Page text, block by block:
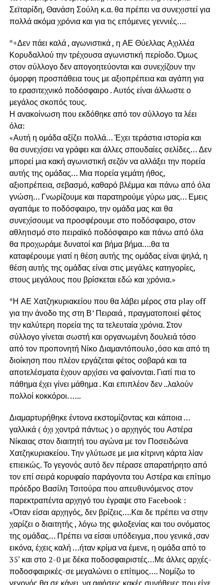
Σεϊταρίδη, Θανάση Σούλη κ.α. θα πρέπει να συνεχιστεί για
πολλά ακόμα χρόνια και για τις επόμενες γεννιές….
*+Δεν πάει καλά , αγωνιστικά , η ΑΕ Θύελλας Αχιλλέα
Κορυδαλλού την τρέχουσα αγωνιστική περίοδο. Όμως
στον σύλλογο δεν απογοητεύονται και συνεχίζουν την
όμορφη προσπάθεια τους με αξιοπρέπεια και αγάπη για
το ερασιτεχνικό ποδόσφαιρο . Αυτός είναι άλλωστε ο
μεγάλος σκοπός τους.
Η ανακοίνωση που εκδόθηκε από τον σύλλογο τα λέει
όλα:
«Αυτή η ομάδα αξίζει πολλά… Έχει τεράστια ιστορία και
θα συνεχίσει να γράφει και άλλες σπουδαίες σελίδες… Δεν
μπορεί μια κακή αγωνιστική σεζόν να αλλάξει την πορεία
αυτής της ομάδας… Μια πορεία γεμάτη ήθος,
αξιοπρέπεια, σεβασμό, καθαρό βλέμμα και πάνω από όλα
γνώση… Γνωρίζουμε και παρατηρούμε γύρω μας… Εμεις
αγαπάμε το ποδόσφαιρο, την ομάδα μας και θα
συνεχίσουμε να προσφέρουμε στο ποδόσφαιρο, στον
αθλητισμό στο πειραϊκό ποδόσφαιρο και πάνω από όλα
θα προχωράμε δυνατοί και βήμα βήμα….θα τα
καταφέρουμε γιατί η θέση αυτής της ομάδας είναι ψηλά, η
θέση αυτής της ομάδας είναι στις μεγάλες κατηγορίες,
στους μεγάλους που βρίσκεται εδώ και χρόνια.»
*Η ΑΕ Χατζηκυριακείου που θα λάβει μέρος στα play off
για την άνοδο της στη Β’ Πειραιά , πραγματοποιεί φέτος
την καλύτερη πορεία της τα τελευταία χρόνια. Στον
σύλλογο γίνεται σωστή και οργανωμένη δουλειά τόσο
από τον προπονητή Νίκο Διαμαντόπουλο ,όσο και από τη
διοίκηση που πλέον εργάζεται φέτος σοβαρά και τα
αποτελέσματα έχουν αρχίσει να φαίνονται. Γιατί πια το
πάθημα έχει γίνει μάθημα . Και επιπλέον δεν ..λαλούν
πολλοί κοκκόροι. …..
Διαμαρτυρήθηκε έντονα εκστομίζοντας και κάποια …
γαλλικά ( όχι χοντρά πάντως ) ο αρχηγός του Αστέρα
Νίκαιας στον διαιτητή του αγώνα με τον Ποσειδώνα
Χατζηκυριακείου. Την γλύτωσε με μια κίτρινη κάρτα λίαν
επιεικώς. Το γεγονός αυτό δεν πέρασε απαρατήρητο από
τον επί σειρά κορυφαίο παράγοντα του Αστέρα και επίτιμο
πρόεδρο Βασίλη Τσιτούρα που απευθυνόμενος στον
παρεκτραπέντα αρχηγό του έγραψε στο Facebook :
«Όταν είσαι αρχηγός, δεν βρίζεις….Και δε πρέπει να στην
χαρίζει ο διαιτητής , λόγω της φιλοξενίας και του ονόματος
της ομάδας… Πρέπει να είσαι υπόδειγμα ,που γενικά ,σαν
εικόνα, έχεις καλή …ήταν κρίμα να έμενε, η ομάδα από το
35′ και στο 2-0 με δέκα ποδοσφαιριστές…Με άλλες αρχές-
ποδοσφαιρικές-σε μεγαλώνει ο επίτιμος…. Νομίζω το